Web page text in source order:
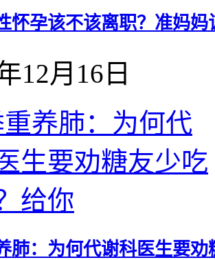
怀孕该不该离职？准妈
12月16日
肺：为何代谢科医生要